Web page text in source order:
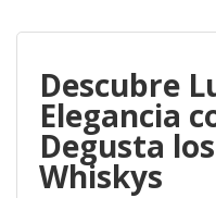
Descubre
Elegancia
Degusta
Whiskys